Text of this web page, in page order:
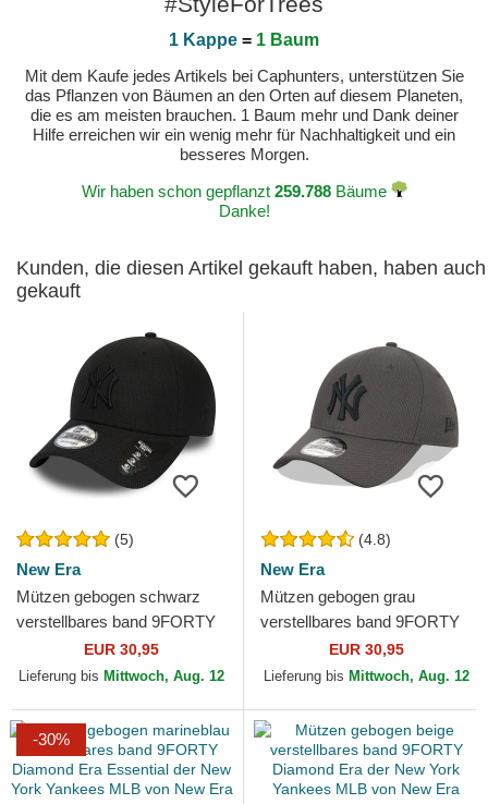
1 Kappe = 1 Baum
Mit dem Kaufe jedes Artikels bei Caphunters, unterstützen Sie
das Pflanzen von Bäumen an den Orten auf diesem Planeten,
die es am meisten brauchen. 1 Baum mehr und Dank deiner
Hilfe erreichen wir ein wenig mehr für Nachhaltigkeit und ein
besseres Morgen.
Wir haben schon gepflanzt 259.788Bäume
Danke!
Kunden, die diesen Artikel gekauft haben, haben auch
gekauft
(5)
New Era
Mützen gebogen schwarz
verstellbares band 9FORTY
Diamond Era der New York
Yankees MLB von New Era
EUR 30,95
Lieferung bis Mittwoch, Aug. 12
(4.8)
New Era
Mützen gebogen grau
verstellbares band 9FORTY
Diamond Era der New York
Yankees MLB von New Era
EUR 30,95
Lieferung bis Mittwoch, Aug. 12
-30%